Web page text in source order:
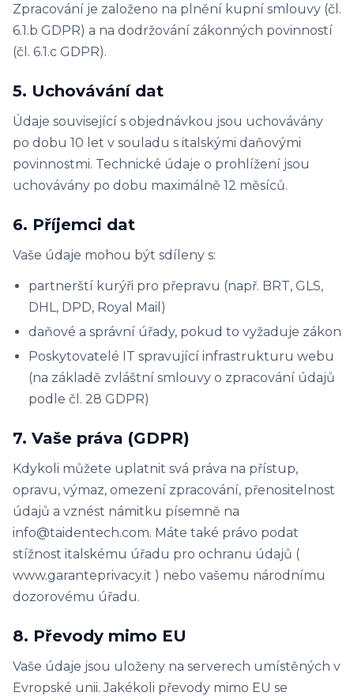
Zpracování je založeno na plnění kupní smlouvy (čl.
6.1.b GDPR) a na dodržování zákonných povinností
(čl. 6.1.c GDPR).
5. Uchovávání dat
Údaje související s objednávkou jsou uchovávány
po dobu 10 let v souladu s italskými daňovými
povinnostmi. Technické údaje o prohlížení jsou
uchovávány po dobu maximálně 12 měsíců.
6. Příjemci dat
Vaše údaje mohou být sdíleny s:
partnerští kurýři pro přepravu (např. BRT, GLS,
DHL, DPD, Royal Mail)
daňové a správní úřady, pokud to vyžaduje zákon
Poskytovatelé IT spravující infrastrukturu webu
(na základě zvláštní smlouvy o zpracování údajů
podle čl. 28 GDPR)
7. Vaše práva (GDPR)
Kdykoli můžete uplatnit svá práva na přístup,
opravu, výmaz, omezení zpracování, přenositelnost
údajů a vznést námitku písemně na
info@taidentech.com. Máte také právo podat
stížnost italskému úřadu pro ochranu údajů (
www.garanteprivacy.it ) nebo vašemu národnímu
dozorovému úřadu.
8. Převody mimo EU
Vaše údaje jsou uloženy na serverech umístěných v
Evropské unii. Jakékoli převody mimo EU se